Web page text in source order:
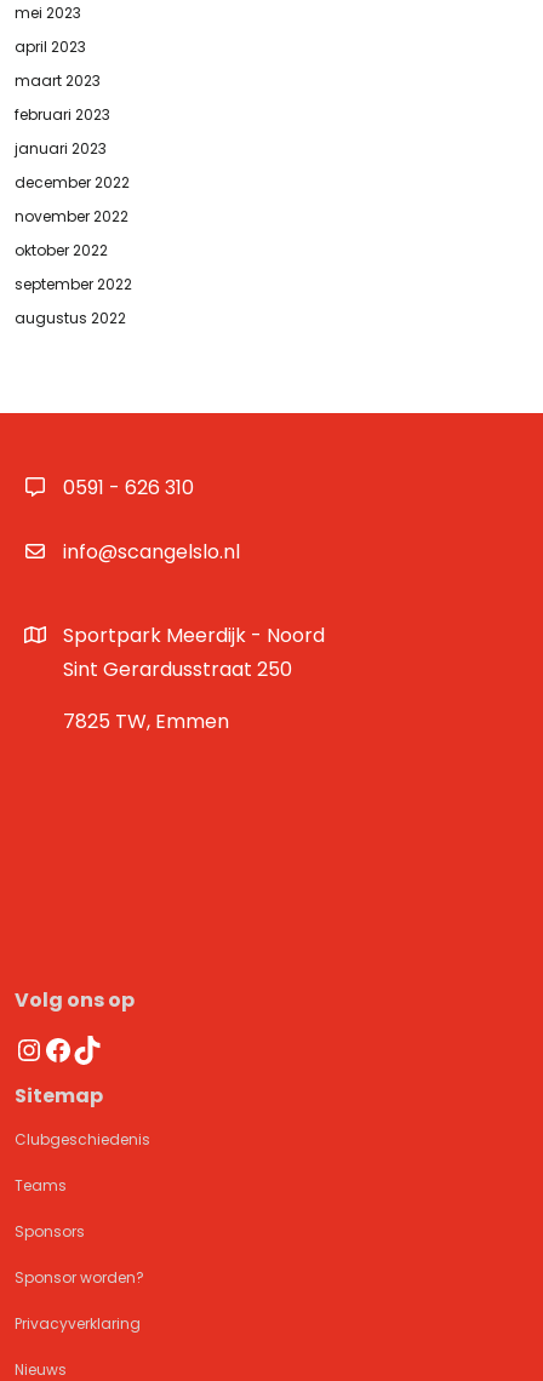
mei 2023
april 2023
maart 2023
februari 2023
januari 2023
december 2022
november 2022
oktober 2022
september 2022
augustus 2022
0591 - 626 310
info@scangelslo.nl
Sportpark Meerdijk - Noord
Sint Gerardusstraat 250
7825 TW, Emmen
Volg ons op
Instagram
Facebook
TikTok
Sitemap
Clubgeschiedenis
Teams
Sponsors
Sponsor worden?
Privacyverklaring
Nieuws